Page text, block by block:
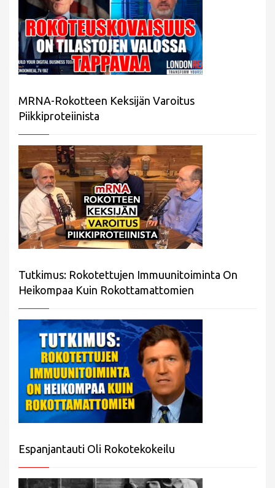
MRNA-Rokotteen Keksijän Varoitus
Piikkiproteiinista
Tutkimus: Rokotettujen Immuunitoiminta On
Heikompaa Kuin Rokottamattomien
Espanjantauti Oli Rokotekokeilu